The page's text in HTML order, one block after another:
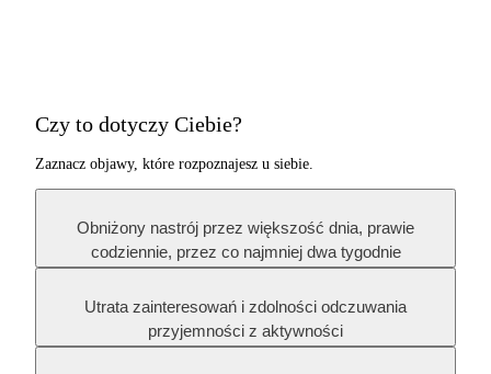
Czy to dotyczy Ciebie?
Zaznacz objawy, które rozpoznajesz u siebie.
Obniżony nastrój przez większość dnia, prawie
codziennie, przez co najmniej dwa tygodnie
Utrata zainteresowań i zdolności odczuwania
przyjemności z aktywności